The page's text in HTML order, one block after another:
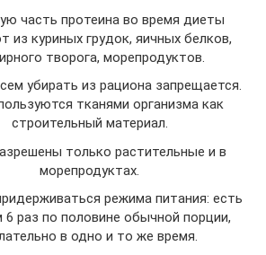
часть протеина во время диеты
из куриных грудок, яичных белков,
творога, морепродуктов.
убирать из рациона запрещается.
тканями организма как
строительный материал.
только растительные и в
морепродуктах.
режима питания: есть
6 раз по половине обычной порции,
в одно и то же время.